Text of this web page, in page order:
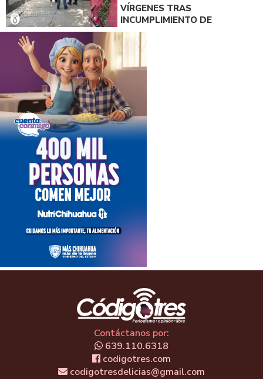
VÍRGENES TRAS
INCUMPLIMIENTO DE
ACUERDO DE PAGO
Contáctanos por:
639.110.6318
codigotres.com
codigotresdelicias@gmail.com